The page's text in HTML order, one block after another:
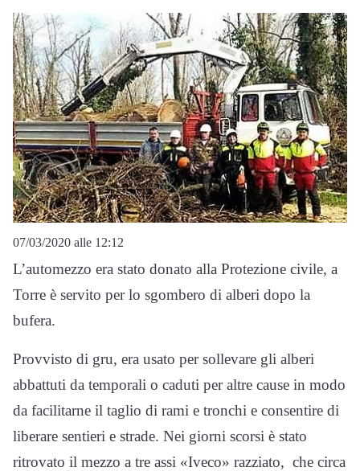
07/03/2020 alle 12:12
L’automezzo era stato donato alla Protezione civile, a
Torre è servito per lo sgombero di alberi dopo la
bufera.
Provvisto di gru, era usato per sollevare gli alberi
abbattuti da temporali o caduti per altre cause in modo
da facilitarne il taglio di rami e tronchi e consentire di
liberare sentieri e strade. Nei giorni scorsi è stato
ritrovato il mezzo a tre assi «Iveco» razziato, che circa